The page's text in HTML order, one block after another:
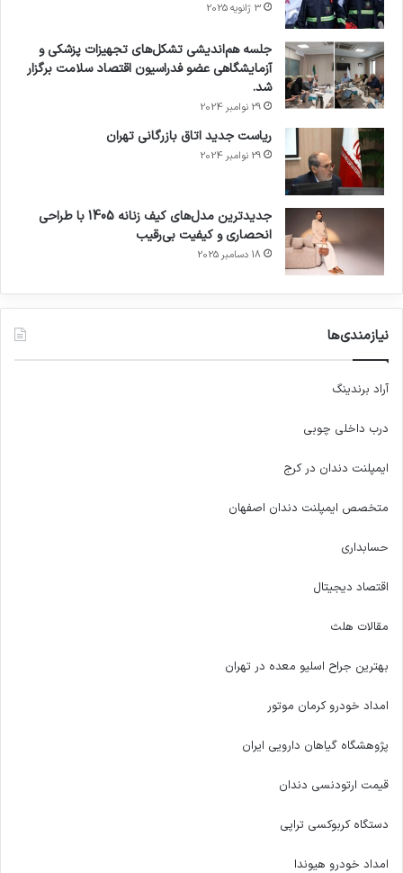
3 ژانویه 2025
جلسه هم‌اندیشی تشکل‌های تجهیزات پزشکی و
آزمایشگاهی عضو فدراسیون اقتصاد سلامت برگزار
شد.
29 نوامبر 2024
ریاست جدید اتاق بازرگانی تهران
29 نوامبر 2024
جدیدترین مدل‌های کیف زنانه 1405 با طراحی
انحصاری و کیفیت بی‌رقیب
18 دسامبر 2025
نیازمندی‌ها
آراد برندینگ
درب داخلی چوبی
ایمپلنت دندان در کرج
متخصص ایمپلنت دندان اصفهان
حسابداری
اقتصاد دیجیتال
مقالات هلث
بهترین جراح اسلیو معده در تهران
امداد خودرو کرمان موتور
پژوهشگاه گیاهان دارویی ایران
قیمت ارتودنسی دندان
دستگاه کربوکسی تراپی
امداد خودرو هیوندا